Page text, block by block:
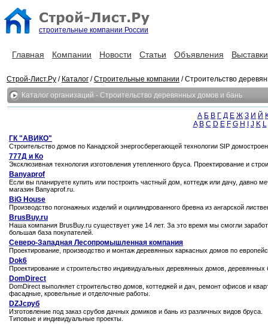
строительные компании России
Главная Компании Новости Статьи Объявления Выставки
Строй-Лист.Ру / Каталог /Строительные компании / Строительство
Каталог организаций - Строительство деревянных домов и бань
А Б В Г Д Е Ж З И Й
A B C D E F G H J K L
ГК "АВИКО"
Строительство домов по Канадской энергосберегающей технологии SIP
777Д и Ко
Эксклюзивная технология изготовления утепленного бруса. Проектирование и
Banyaprof
Если вы планируете купить или построить частный дом, коттедж или дачу, давно
магазин Banyaprof.ru.
BiG House
Производство погонажных изделий и оцилиндрованного бревна из ангарской
BrusBuy.ru
Наша компания BrusBuy.ru существует уже 14 лет. За это время мы смогли
большая база покупателей.
Cеверо-Западная Лесопромышленная компания
Проектирование, производство и монтаж деревянных каркасных домов по
Dok6
Проектирование и строительство индивидуальных деревянных домов,
DomDirect
DomDirect выполняет строительство домов, коттеджей и дач, ремонт офисов и
фасадные, кровельные и отделочные работы.
DZJсруб
Изготовление под заказ срубов дачных домиков и бань из различных видов бруса.
Типовые и индивидуальные проекты.